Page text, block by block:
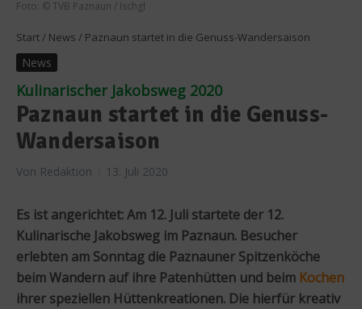
Foto: © TVB Paznaun / Ischgl
Start / News / Paznaun startet in die Genuss-Wandersaison
News
Kulinarischer Jakobsweg 2020
Paznaun startet in die Genuss-
Wandersaison
Von Redaktion 13. Juli 2020
Es ist angerichtet: Am 12. Juli startete der 12.
Kulinarische Jakobsweg im Paznaun. Besucher
erlebten am Sonntag die Paznauner Spitzenköche
beim Wandern auf ihre Patenhütten und beim Kochen
ihrer speziellen Hüttenkreationen. Die hierfür kreativ